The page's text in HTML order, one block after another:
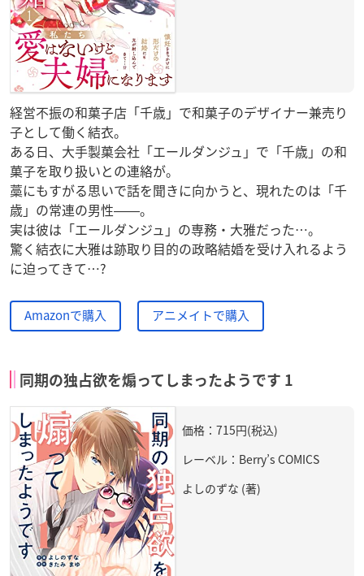
経営不振の和菓子店「千歳」で和菓子のデザイナー兼売り
子として働く結衣。
ある日、大手製菓会社「エールダンジュ」で「千歳」の和
菓子を取り扱いとの連絡が。
藁にもすがる思いで話を聞きに向かうと、現れたのは「千
歳」の常連の男性――。
実は彼は「エールダンジュ」の専務・大雅だった…。
驚く結衣に大雅は跡取り目的の政略結婚を受け入れるよう
に迫ってきて…?
Amazonで購入 アニメイトで購入
同期の独占欲を煽ってしまったようです 1
価格：715円(税込)
レーベル：Berry’s COMICS
よしのずな (著)